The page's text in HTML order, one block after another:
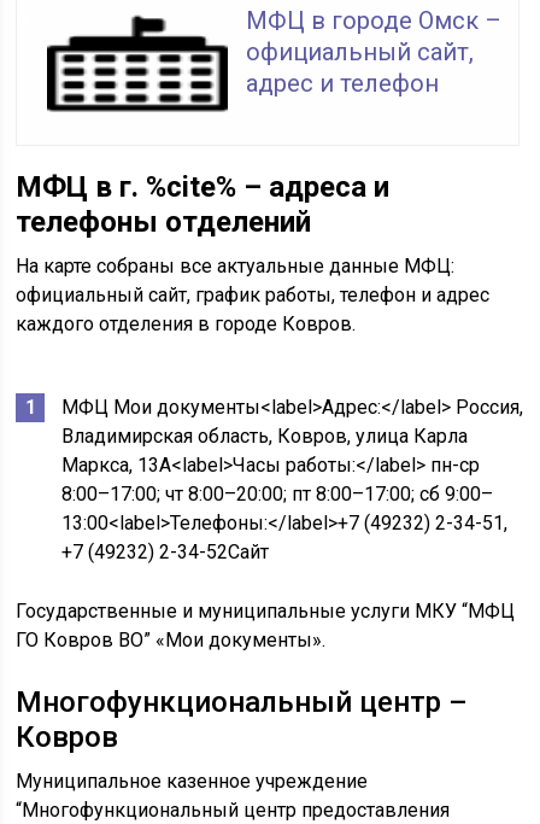
МФЦ в городе Омск –
официальный сайт,
адрес и телефон
МФЦ в г. %cite% – адреса и
телефоны отделений
На карте собраны все актуальные данные МФЦ:
официальный сайт, график работы, телефон и адрес
каждого отделения в городе Ковров.
МФЦ Мои документы<label>Адрес:</label> Россия,
Владимирская область, Ковров, улица Карла
Маркса, 13А<label>Часы работы:</label> пн-ср
8:00–17:00; чт 8:00–20:00; пт 8:00–17:00; сб 9:00–
13:00<label>Телефоны:</label>+7 (49232) 2-34-51,
+7 (49232) 2-34-52Сайт
Государственные и муниципальные услуги МКУ “МФЦ
ГО Ковров ВО” «Мои документы».
Многофункциональный центр –
Ковров
Муниципальное казенное учреждение
“Многофункциональный центр предоставления